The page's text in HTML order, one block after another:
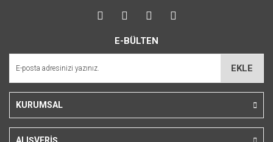
Ürün açıklamasında eksik bilgiler bulunuyor.
Bu ürüne benzer farklı alternatifler olmalı.
E-BÜLTEN
EKLE
KURUMSAL